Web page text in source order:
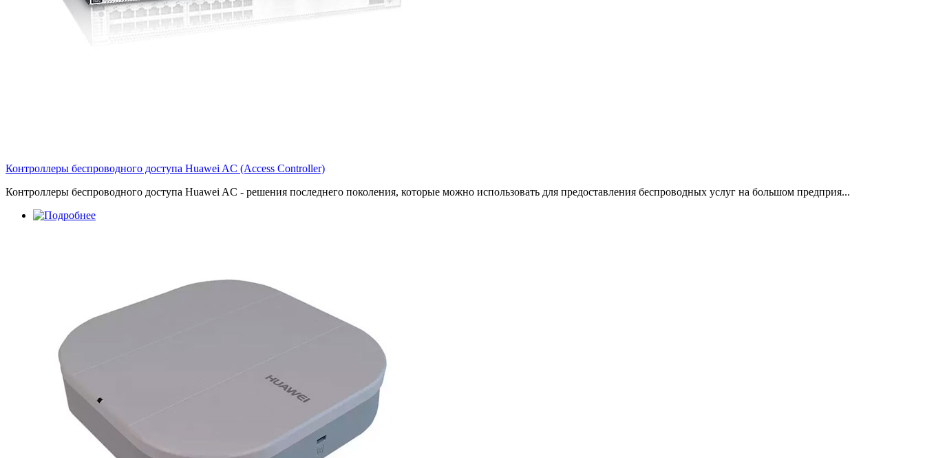
Контроллеры беспроводного доступа Huawei AC (Access Controller)
Контроллеры беспроводного доступа Huawei AC - решения последнего поколения, которые можно использовать для предоставления беспроводных услуг на большом предприя...